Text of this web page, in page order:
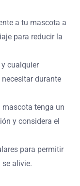
a tu mascota a
para reducir la
cualquier
durante
mascota tenga un
y considera el
para permitir
se alivie.